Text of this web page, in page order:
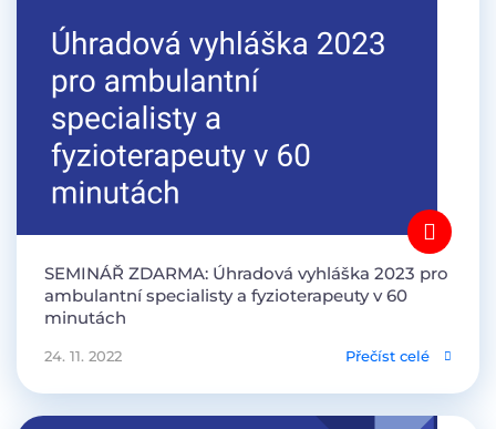
SEMINÁŘ ZDARMA: Úhradová vyhláška 2023 pro
ambulantní specialisty a fyzioterapeuty v 60
minutách
24. 11. 2022 Přečíst celé